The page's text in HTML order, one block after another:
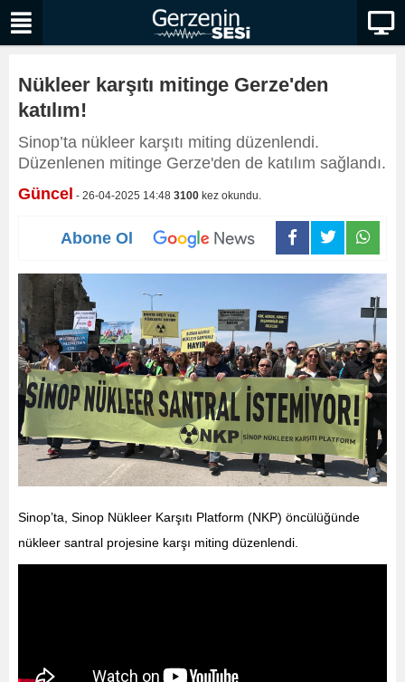
Nükleer karşıtı mitinge Gerze'den
katılım!
Sinop’ta nükleer karşıtı miting düzenlendi.
Düzenlenen mitinge Gerze'den de katılım sağlandı.
Güncel - 26-04-2025 14:48 3100 kez okundu.
Abone Ol
Sinop’ta, Sinop Nükleer Karşıtı Platform (NKP) öncülüğünde
nükleer santral projesine karşı miting düzenlendi.